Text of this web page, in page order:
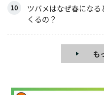
ツバメはなぜ春にな
くるの？
も